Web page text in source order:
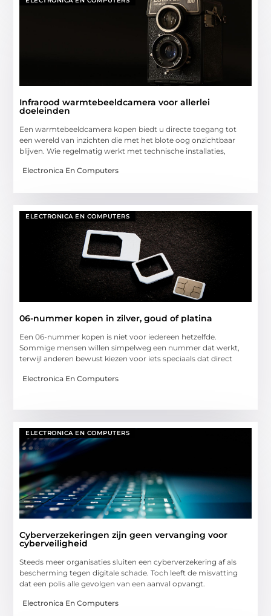
Infrarood warmtebeeldcamera voor allerlei
doeleinden
Een warmtebeeldcamera kopen biedt u directe toegang tot
een wereld van inzichten die met het blote oog onzichtbaar
blijven. Wie regelmatig werkt met technische installaties,
Electronica En Computers
ELECTRONICA EN COMPUTERS
06-nummer kopen in zilver, goud of platina
Een 06-nummer kopen is niet voor iedereen hetzelfde.
Sommige mensen willen simpelweg een nummer dat werkt,
terwijl anderen bewust kiezen voor iets speciaals dat direct
Electronica En Computers
ELECTRONICA EN COMPUTERS
Cyberverzekeringen zijn geen vervanging voor
cyberveiligheid
Steeds meer organisaties sluiten een cyberverzekering af als
bescherming tegen digitale schade. Toch leeft de misvatting
dat een polis alle gevolgen van een aanval opvangt.
Electronica En Computers